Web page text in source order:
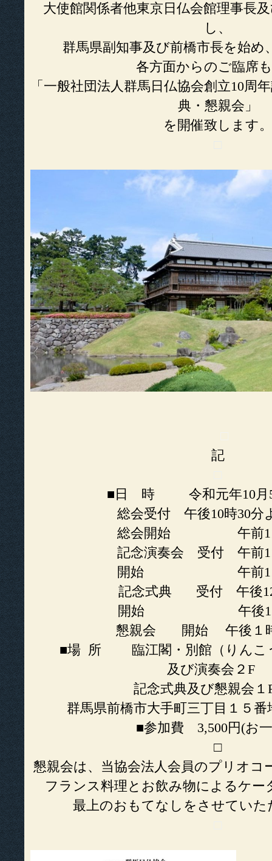
大使館関係者他東京日仏会館理事長
し、
群馬県副知事及び前橋市長を始め
各方面からのご臨席
「一般社団法人群馬日仏協会創立10周
典・懇親会」
を開催致します。
記
■日 時 令和元年10月5
総会受付 午後10時
総会開始 午前11
記念演奏会 受付 午前11
開始 午前11時
記念式典 受付 午後12
開始 午後12時
懇親会 開始 午後１時
■場 所 臨江閣・別館（りんこう
及び演奏会２F
記念式典及び懇親
群馬県前橋市大手町三丁目１５番
■参加費 3,500円(お
□
懇親会は、当協会法人会員のプリオコ
フランス料理とお飲み物によるケー
最上のおもてなしをさせていた